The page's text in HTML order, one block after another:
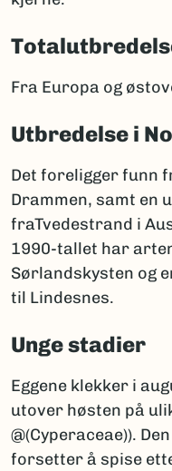
Fra Europa og
Utbredelse i
Det foreligger funn
Drammen, samt en
fraTvedestrand i
1990-tallet har
Sørlandskysten og
til Lindesnes.
Unge stadier
Eggene klekker i
utover høsten på
@(Cyperaceae)).
forsetter å spise